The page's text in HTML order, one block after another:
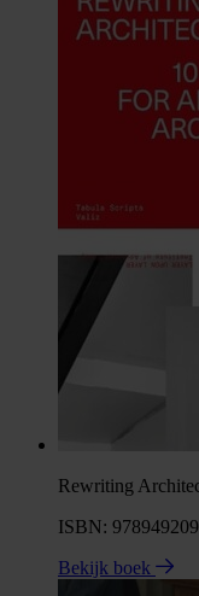
Rewriting
ISBN:
Bekijk boek